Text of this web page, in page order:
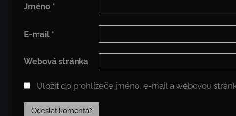
Jméno *
E-mail *
Webová stránka
Uložit do prohlížeče jméno, e-mail a webovou